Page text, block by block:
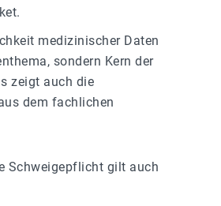
medizinischer Daten
sondern Kern der
zeigt auch die
dem fachlichen
Schweigepflicht gilt auch